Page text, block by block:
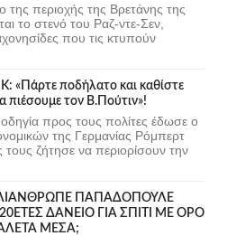
της περιοχής της Βρετάνης της
το στενό του Ραζ-ντε-Σεν,
που τις κτυπούν
«Πάρτε ποδήλατο και καθίστε
πιέσουμε τον Β.Πούτιν»!
προς τους πολίτες έδωσε ο
της Γερμανίας Ρόμπερτ
ζήτησε να περιορίσουν την
ΠΑΠΑΔΟΠΟΥΛΕ
ΔΑΝΕΙΟ ΓΙΑ ΣΠΙΤΙ ΜΕ ΟΡΟ
ΜΕΣΑ;